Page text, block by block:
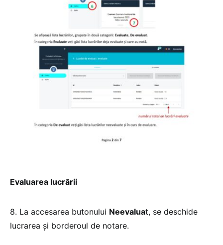
Evaluarea lucrării
8. La accesarea butonului Neevaluat, se deschide
lucrarea și borderoul de notare.